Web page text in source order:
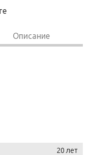
Описание
20 лет